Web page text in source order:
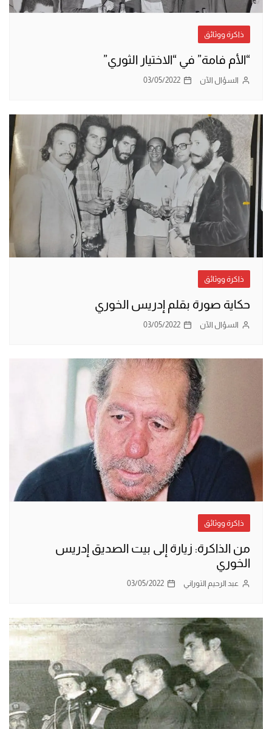
ذاكرة ووثائق
“الأم فامة” في “الاختيار الثوري”
السؤال الآن 03/05/2022
ذاكرة ووثائق
حكاية صورة بقلم إدريس الخوري
السؤال الآن 03/05/2022
ذاكرة ووثائق
من الذاكرة: زيارة إلى بيت الصديق إدريس
الخوري
عبد الرحيم التوراني 03/05/2022